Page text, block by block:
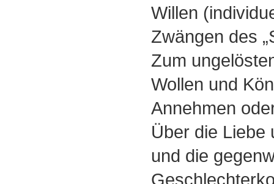
Willen
Zwängen des
Zum
Wollen und
Annehmen
Über die Liebe
und die